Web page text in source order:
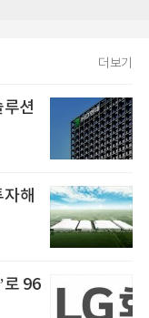
더보기
션
해
로 96